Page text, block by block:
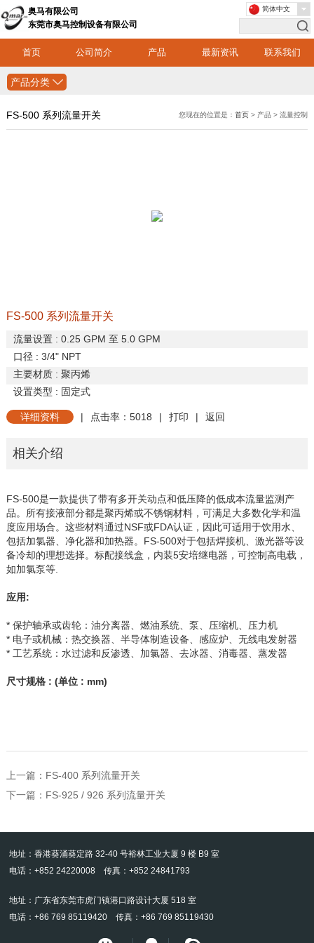
奥马有限公司
东莞市奥马控制设备有限公司
首页 公司简介 产品 最新资讯 联系我们
简体中文
产品分类
FS-500 系列流量开关 您现在的位置是：首页 > 产品 > 流量控制
FS-500 系列流量开关
流量设置: 0.25 GPM 至 5.0 GPM
口径: 3/4" NPT
主要材质: 聚丙烯
设置类型 : 固定式
详细资料 | 点击率：5018 | 打印 | 返回
相关介绍
FS-500是一款提供了带有多开关动点和低压降的低成本流量监测产
品。所有接液部分都是聚丙烯或不锈钢材料，可满足大多数化学和温
度应用场合。这些材料通过NSF或FDA认证，因此可适用于饮用水、
包括加氯器、净化器和加热器。 FS-500对于包括焊接机、激光器等设
备冷却的理想选择。标配接线盒，内装5安培继电器，可控制高电载，
如加氯泵等.
应用:
* 保护轴承或齿轮：油分离器、燃油系统、泵、压缩机、压力机
* 电子或机械：热交换器、半导体制造设备、感应炉、无线电发射器
* 工艺系统：水过滤和反渗透、加氯器、去冰器、消毒器、蒸发器
尺寸规格: (单位: mm)
上一篇： FS-400 系列流量开关
下一篇： FS-925 / 926 系列流量开关
地址：香港葵涌葵定路 32-40 号裕林工业大厦 9 楼 B9 室
电话：+852 24220008 传真：+852 24841793
地址：广东省东莞市虎门镇港口路设计大厦 518 室
电话：+86 769 85119420 传真：+86 769 85119430